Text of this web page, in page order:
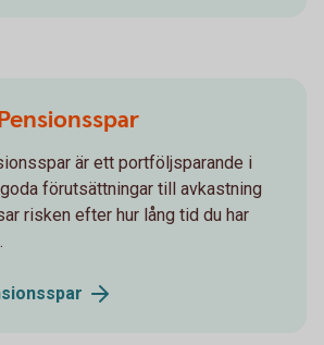
är ett portföljsparande i
förutsättningar till avkastning
risken efter hur lång tid du har